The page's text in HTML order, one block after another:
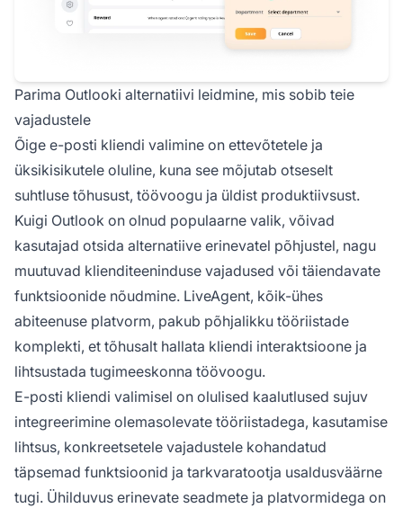
Parima Outlooki alternatiivi leidmine, mis sobib teie
vajadustele
Õige e-posti kliendi valimine on ettevõtetele ja
üksikisikutele oluline, kuna see mõjutab otseselt
suhtluse tõhusust, töövoogu ja üldist produktiivsust.
Kuigi Outlook on olnud populaarne valik, võivad
kasutajad otsida alternatiive erinevatel põhjustel, nagu
muutuvad klienditeeninduse vajadused või täiendavate
funktsioonide nõudmine. LiveAgent, kõik-ühes
abiteenuse platvorm, pakub põhjalikku tööriistade
komplekti, et tõhusalt hallata kliendi interaktsioone ja
lihtsustada tugimeeskonna töövoogu.
E-posti kliendi valimisel on olulised kaalutlused sujuv
integreerimine olemasolevate tööriistadega, kasutamise
lihtsus, konkreetsetele vajadustele kohandatud
täpsemad funktsioonid ja tarkvaratootja usaldusväärne
tugi. Ühilduvus erinevate seadmete ja platvormidega on